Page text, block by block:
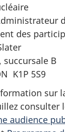
des
succursale B
K1P 5S9
sur
consulter
audience